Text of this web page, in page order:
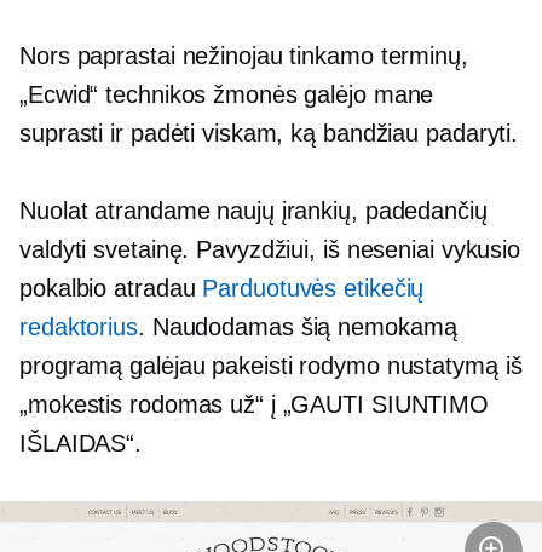
Nors paprastai nežinojau tinkamo terminų,
„Ecwid“ technikos žmonės galėjo mane
suprasti ir padėti viskam, ką bandžiau padaryti.
Nuolat atrandame naujų įrankių, padedančių
valdyti svetainę. Pavyzdžiui, iš neseniai vykusio
pokalbio atradau Parduotuvės etikečių
redaktorius. Naudodamas šią nemokamą
programą galėjau pakeisti rodymo nustatymą iš
„mokestis rodomas už“ į „GAUTI SIUNTIMO
IŠLAIDAS“.